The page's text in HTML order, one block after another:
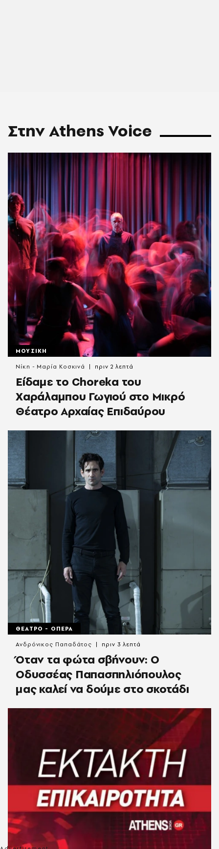
Στην Athens Voice
ΜΟΥΣΙΚΗ
Είδαμε το Choreka του
Χαράλαμπου Γωγιού στο Μικρό
Θέατρο Αρχαίας Επιδαύρου
Νίκη - Μαρία Κοσκινά πριν 2 λεπτά
ΘΕΑΤΡΟ - ΟΠΕΡΑ
Όταν τα φώτα σβήνουν: Ο
Οδυσσέας Παπασπηλιόπουλος
μας καλεί να δούμε στο σκοτάδι
Ανδρόνικος Παπαδάτος πριν 3 λεπτά